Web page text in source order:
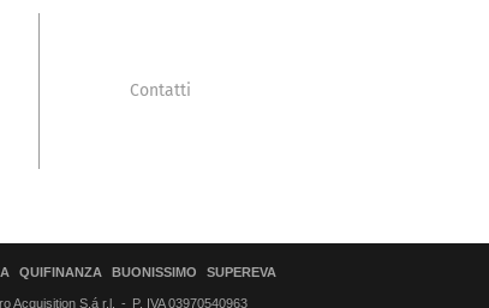
Contatti
QUIFINANZA BUONISSIMO SUPEREVA
Acquisition S.á r.l. P. IVA 03970540963